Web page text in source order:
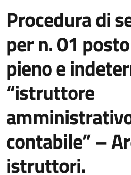
Procedura di
per n. 01
pieno e
“istruttore
contabile” –
istruttori.